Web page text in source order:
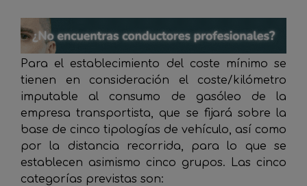
Para el establecimiento del coste mínimo se
tienen en consideración el coste/kilómetro
imputable al consumo de gasóleo de la
empresa transportista, que se fijará sobre la
base de cinco tipologías de vehículo, así como
por la distancia recorrida, para lo que se
establecen asimismo cinco grupos. Las cinco
categorías previstas son: